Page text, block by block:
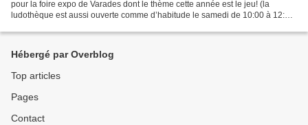
pour la foire expo de Varades dont le thème cette année est le jeu! (la
ludothèque est aussi ouverte comme d’habitude le samedi de 10:00 à 12:30)
Hébergé par Overblog
Top articles
Pages
Contact